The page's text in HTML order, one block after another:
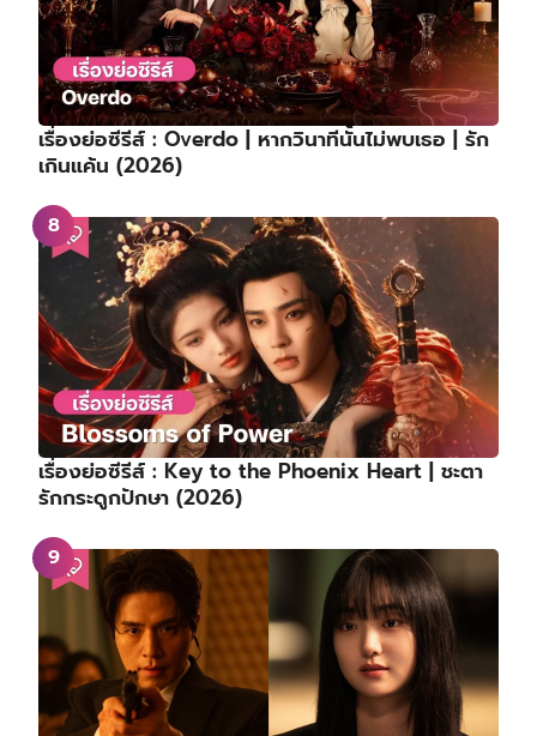
เรื่องย่อซีรีส์ : Overdo | หากวินาทีนั้นไม่พบเธอ | รัก
เกินแค้น (2026)
เรื่องย่อซีรีส์ : Key to the Phoenix Heart | ชะตา
รักกระดูกปักษา (2026)